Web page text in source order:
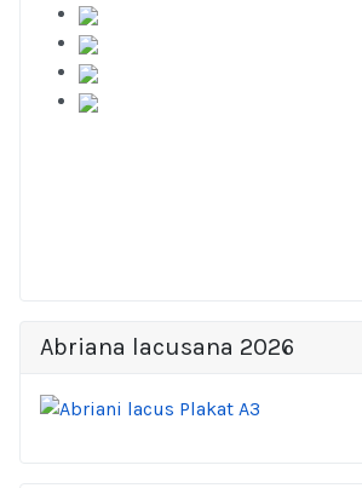
Abriana lacusana 2026